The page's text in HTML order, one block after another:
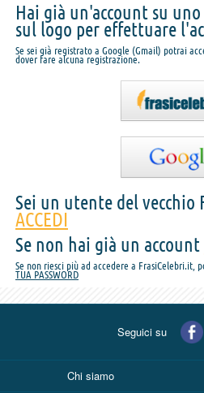
Hai già un'account su
sul logo per effettuare
Se sei già registrato a Google (Gmail) potrai
dover fare alcuna registrazione.
Sei un utente del vecchio
ACCEDI
Se non hai già un account
Se non riesci più ad accedere a FrasiCelebri.it,
TUA PASSWORD
Seguici su
Chi siamo